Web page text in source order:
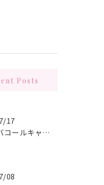
Posts
17
[熊本]レバコールキャンペーン＆ガチャガチャ抽選会やっています‼️
08